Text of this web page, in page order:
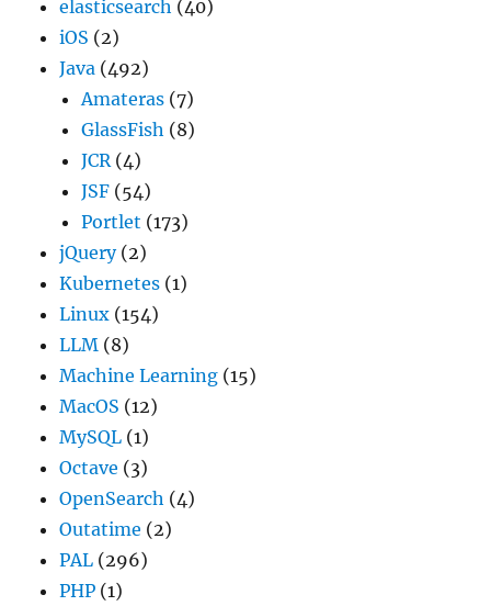
elasticsearch (40)
iOS (2)
Java (492)
Amateras (7)
GlassFish (8)
JCR(4)
JSF (54)
Portlet (173)
jQuery(2)
Kubernetes (1)
Linux (154)
LLM (8)
Machine Learning (15)
MacOS (12)
MySQL (1)
Octave (3)
OpenSearch (4)
Outatime (2)
PAL (296)
PHP (1)